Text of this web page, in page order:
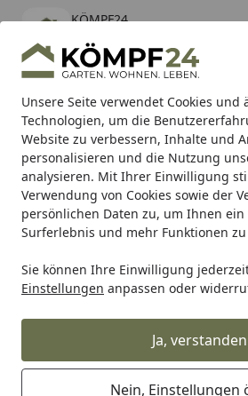
Unsere Seite verwendet Cookies und
Technologien, um die
Website zu verbessern, Inhalte und
personalisieren und die Nutzung
analysieren. Mit Ihrer Einwilligung
Verwendung von Cookies sowie der
persönlichen Daten zu, um Ihnen
Surferlebnis und mehr Funktionen
Sie können Ihre Einwilligung
Einstellungen anpassen oder
Ja, verstanden
Nein, Einstellungen
KÖMPF24
kostenlos - Im App Store
Alle Produkte
Mein Konto
Suchen
Karibu Pools inkl. gratis
Starterset (Gesamtwert
Startseite
Konstsmide Konstsmide
Konstsmide
Ihre Artikelübersicht